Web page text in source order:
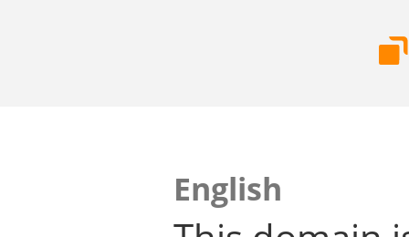
English